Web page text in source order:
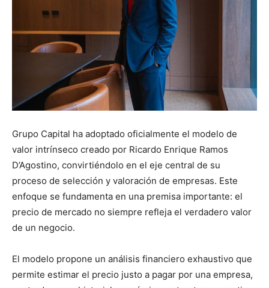
Grupo Capital ha adoptado oficialmente el modelo de
valor intrínseco creado por Ricardo Enrique Ramos
D’Agostino, convirtiéndolo en el eje central de su
proceso de selección y valoración de empresas. Este
enfoque se fundamenta en una premisa importante: el
precio de mercado no siempre refleja el verdadero valor
de un negocio.
El modelo propone un análisis financiero exhaustivo que
permite estimar el precio justo a pagar por una empresa,